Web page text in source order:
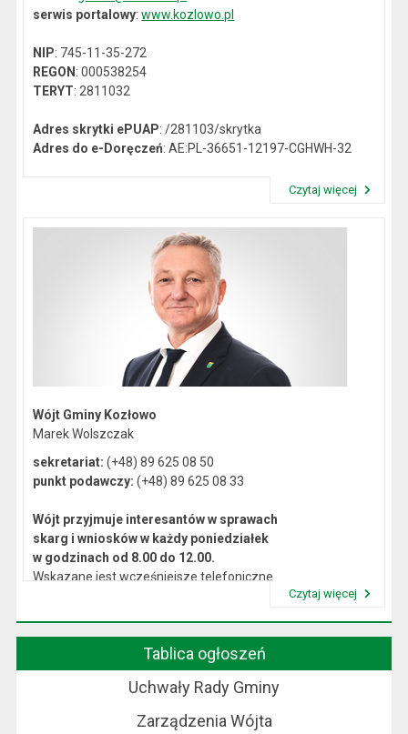
serwis portalowy:www.kozlowo.pl
NIP: 745-11-35-272
REGON: 000538254
TERYT: 2811032
Adres skrytki ePUAP: /281103/skrytka
Adres do e-Doręczeń: AE:PL-36651-12197-CGHWH-32
Czytaj więcej
Wójt Gminy Kozłowo
Marek Wolszczak
sekretariat: (+48) 89 625 08 50
punkt podawczy: (+48) 89 625 08 33
Wójt przyjmuje interesantów w sprawach
skarg i wniosków w każdy poniedziałek
w godzinach od 8.00 do 12.00.
Wskazane jest wcześniejsze telefoniczne
Czytaj więcej
Tablica ogłoszeń
Uchwały Rady Gminy
Zarządzenia Wójta